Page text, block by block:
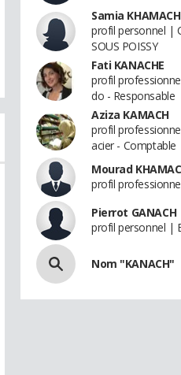
Samia KHAMACH
profil personnel |
SOUS POISSY
Fati KANACHE
profil
do - Responsable
Aziza KAMACH
profil
acier - Comptable
Mourad
profil
Pierrot GANACH
profil personnel |
Nom "KANACH"